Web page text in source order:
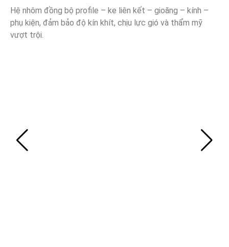
Hệ nhôm đồng bộ profile – ke liên kết – gioăng – kính –
phụ kiện, đảm bảo độ kín khít, chịu lực gió và thẩm mỹ
vượt trội.